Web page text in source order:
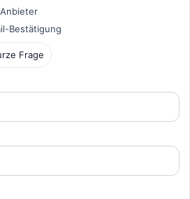
Bestätigung
Frage